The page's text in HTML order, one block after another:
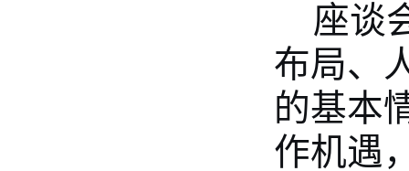
座谈
布局、
的基本
作机遇